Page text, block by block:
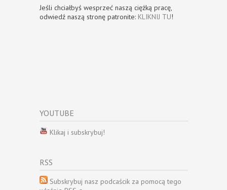
Jeśli chciałbyś wesprzeć naszą ciężką pracę,
odwiedź naszą stronę patronite: KLIKNIJ TU!
YOUTUBE
Klikaj i subskrybuj!
RSS
Subskrybuj nasz podcaścik za pomocą tego